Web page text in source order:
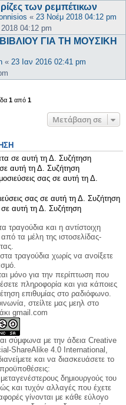
των ρεμπέτικων
« 23 Νοέμ 2018 04:12 pm
04:12 pm
ΓΙΑ ΤΗ ΜΟΥΣΙΚΗ
« 23 Ιαν 2016 02:41 pm
1από 1
Μετάβαση σε
σε αυτή τη Δ. Συζήτηση
αυτή τη Δ. Συζήτηση
σας σε αυτή τη Δ.
σας σε αυτή τη Δ. Συζήτηση
αυτή τη Δ. Συζήτηση
τραγούδια και η αντίστοιχη
τα μέλη της ιστοσελίδας-
τραγούδια χωρίς να ανοίξετε
μόνο για την περίπτωση που
πληροφορία και για κάποιες
επιθυμίας στο ραδιόφωνο.
στείλτε μας μεηλ στο
gmail.com
σύμφωνα με την άδεια Creative
ShareAlike 4.0 International,
και να διασκευάσετε το
δημιουργούς του
και τυχόν αλλαγές που έχετε
γίνονται με κάθε εύλογο